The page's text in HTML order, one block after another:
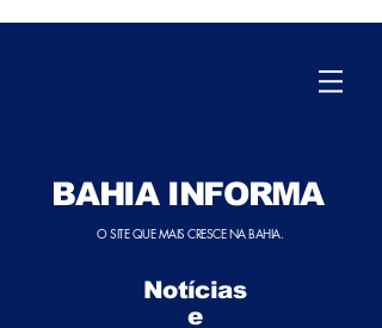
BAHIA INFORMA
O SITE QUE MAIS CRESCE NA BAHIA.
Notícias
e